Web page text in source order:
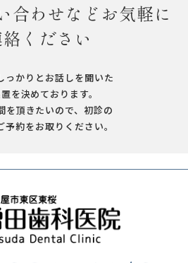
合わせなどお気軽に
絡ください
っかりとお話しを聞いた
を決めております。
を頂きたいので、初診の
約をお取りください。